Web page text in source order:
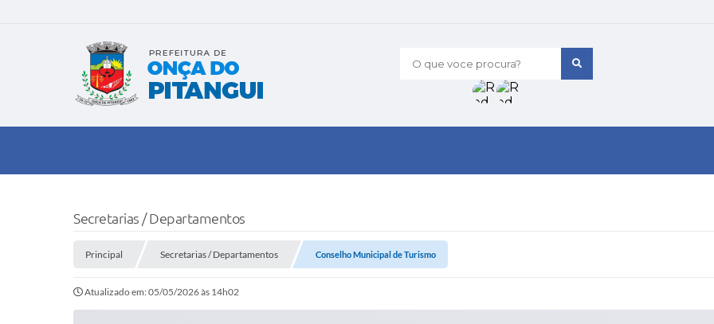
O que voce procura?
Secretarias / Departamentos
Principal Secretarias / Departamentos Conselho Municipal de Turismo
Atualizado em: 05/05/2026 às 14h02